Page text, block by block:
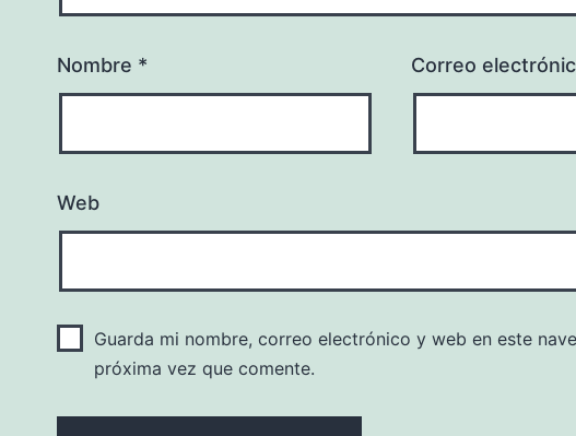
Nombre * Correo
Web
Guarda mi nombre, correo electrónico y web en este
próxima vez que comente.